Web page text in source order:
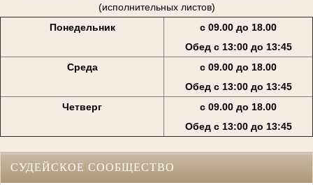
(исполнительных листов)
Понедельник
с 09.00 до 18.00
Обед с 13:00 до 13:45
Среда
с 09.00 до 18.00
Обед с 13:00 до 13:45
Четверг
с 09.00 до 18.00
Обед с 13:00 до 13:45
СУДЕЙСКОЕ СООБЩЕСТВО